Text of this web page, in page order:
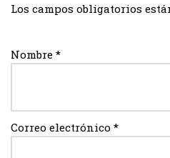
Los campos obligatorios
Nombre *
Correo electrónico *